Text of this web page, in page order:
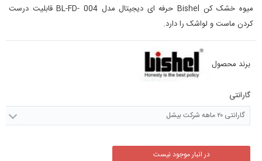
میوه خشک کن Bishel حرفه ای دیجیتال مدل BL-FD- 004 قابلیت درست
کردن ماست و لواشک را دارد.
برند محصول
گارانتی
گارانتی ۲۰ ماهه شرکت بیشل
در انبار موجود نیست